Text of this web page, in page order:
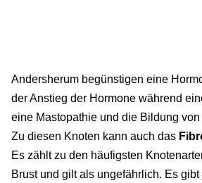
Andersherum begünstigen eine
der Anstieg der Hormone während
eine Mastopathie und die Bildung
Zu diesen Knoten kann auch das
Es zählt zu den häufigsten
Brust und gilt als ungefährlich. Es gibt